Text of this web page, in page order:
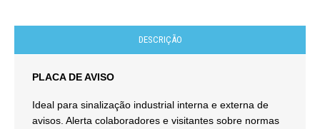
DESCRIÇÃO
PLACA DE AVISO
Ideal para sinalização industrial interna e externa de
avisos. Alerta colaboradores e visitantes sobre normas